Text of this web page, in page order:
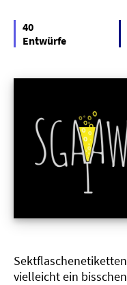
40
Entwürfe
vielleicht ein